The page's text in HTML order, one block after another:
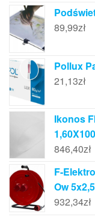
89,99zł
Pollux
21,13zł
Ikonos
1,60X100
846,40zł
F-
Ow
932,34zł